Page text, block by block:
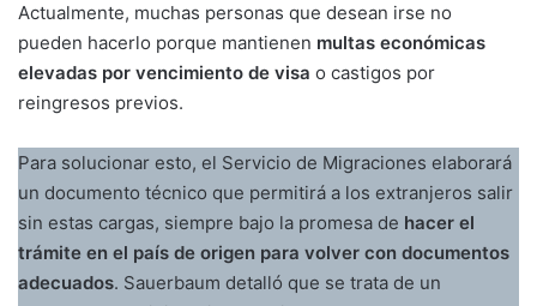
Actualmente, muchas personas que desean irse no
pueden hacerlo porque mantienen multas económicas
elevadas por vencimiento de visa o castigos por
reingresos previos.
Para solucionar esto, el Servicio de Migraciones elaborará
un documento técnico que permitirá a los extranjeros salir
sin estas cargas, siempre bajo la promesa de hacer el
trámite en el país de origen para volver con documentos
adecuados. Sauerbaum detalló que se trata de un